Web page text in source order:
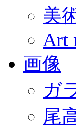
美
Art
画像
ガ
尾